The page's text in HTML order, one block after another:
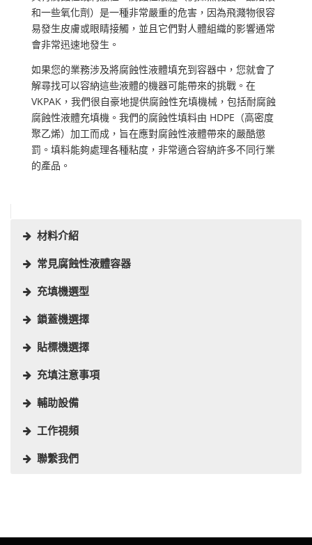
和一些氧化劑）是一種非常嚴重的危害，因為飛濺物很容
易發生皮膚或眼睛接觸，並且它們對人體組織的影響通常
會非常迅速地發生。
如果您的業務涉及將腐蝕性液體填充到容器中，您就會了
解尋找可以容納這些液體的機器可能帶來的挑戰。在
VKPAK，我們很自豪地提供腐蝕性充填機械，包括耐腐蝕
腐蝕性液體充填機。我們的腐蝕性填料由 HDPE（高密度
聚乙烯）加工而成，旨在應對腐蝕性液體帶來的嚴酷懲
罰。填料能夠處理各種粘度，非常適合容納許多不同行業
的產品。
材料介紹
常見腐蝕性液體容器
充填機選型
鎖蓋機選擇
貼標機選擇
充填注意事項
輔助設備
工作視頻
聯繫我們
劑，但效率優勢仍然存在於更具腐蝕性的配方中，這種配方仍將長